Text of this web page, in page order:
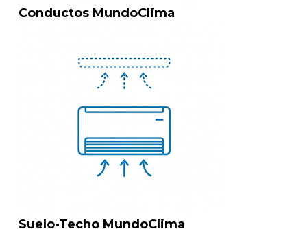
Conductos MundoClima
Suelo-Techo MundoClima